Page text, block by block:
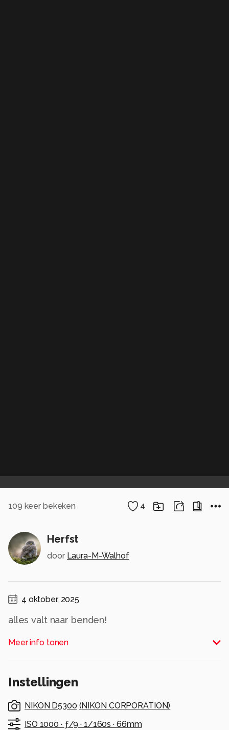
109 keer bekeken 4
Herfst
door Laura-M-Walhof
4 oktober, 2025
alles valt naar benden!
Alle rechten voorbehouden
Meer info tonen
Instellingen
NIKON D5300 (NIKON CORPORATION)
ISO 1000 · ƒ/9 · 1/160s · 66mm